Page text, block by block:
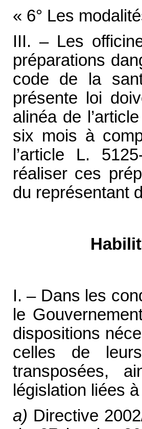
« 6° Les
III. – Les
préparations
code de la
présente loi
alinéa de
six mois à
l’article L.
réaliser ces
du représentant
I. – Dans les
le
dispositions
celles de
transposées,
législation liées
a) Directive